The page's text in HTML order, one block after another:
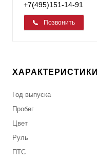
+7(495)151-14-91
Позвонить
ХАРАКТЕРИСТИКИ
Год выпуска
Пробег
Цвет
Руль
ПТС